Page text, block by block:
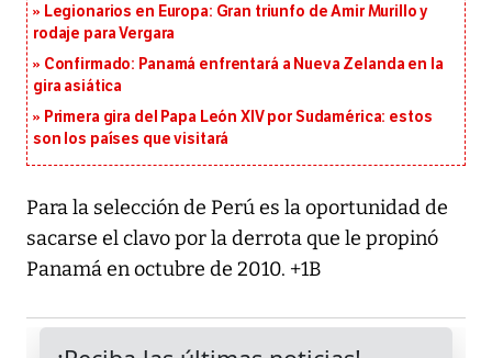
Legionarios en Europa: Gran triunfo de Amir Murillo y
rodaje para Vergara
Confirmado: Panamá enfrentará a Nueva Zelanda en la
gira asiática
Primera gira del Papa León XIV por Sudamérica: estos
son los países que visitará
Para la selección de Perú es la oportunidad de
sacarse el clavo por la derrota que le propinó
Panamá en octubre de 2010. +1B